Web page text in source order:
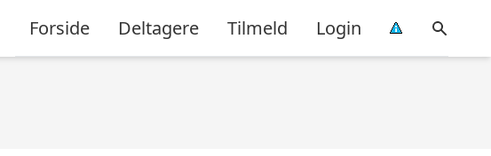
Forside Deltagere Tilmeld Login